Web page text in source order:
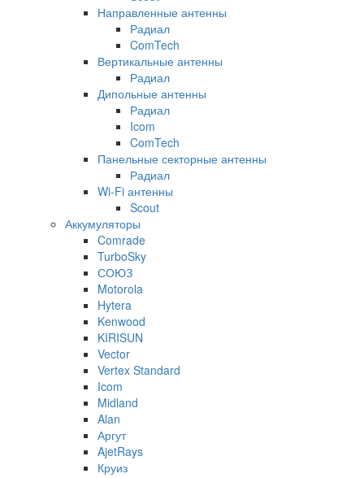
Направленные антенны
Радиал
ComTech
Вертикальные антенны
Радиал
Дипольные антенны
Радиал
Icom
ComTech
Панельные секторные антенны
Радиал
Wi-Fi антенны
Scout
Аккумуляторы
Comrade
TurboSky
СОЮЗ
Motorola
Hytera
Kenwood
KIRISUN
Vector
Vertex Standard
Icom
Midland
Alan
Аргут
AjetRays
Круиз